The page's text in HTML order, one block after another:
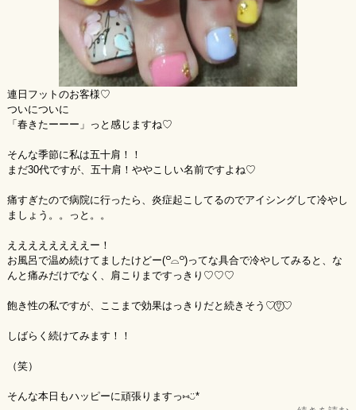
連日フットのお客様♡
ついについに
「春きたーーー」っと感じますね♡
そんな季節に私は五十肩！！
まだ30代ですが、五十肩！ややこしい名前ですよね♡
痛すぎたので病院に行ったら、炎症起こしてるのでアイシングして冷やし
ましょう。。っと。。
ええええええええー！
お風呂で温め続けてましたけどー(꒪⌓꒪)ってな具合で冷やしてみると、な
んと痛みだけでなく、肩こりまですっきり♡♡♡
飽き性の私ですが、ここまで効果はっきりだと続きそう♡⍢⃝♡
しばらく続けてみます！！
（笑）
そんな本日もハッピーに頑張りますっ⑅◡̈*